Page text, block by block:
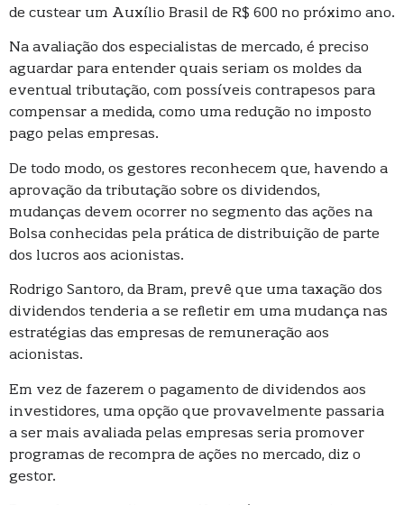
de custear um Auxílio Brasil de R$ 600 no próximo ano.
Na avaliação dos especialistas de mercado, é preciso
aguardar para entender quais seriam os moldes da
eventual tributação, com possíveis contrapesos para
compensar a medida, como uma redução no imposto
pago pelas empresas.
De todo modo, os gestores reconhecem que, havendo a
aprovação da tributação sobre os dividendos,
mudanças devem ocorrer no segmento das ações na
Bolsa conhecidas pela prática de distribuição de parte
dos lucros aos acionistas.
Rodrigo Santoro, da Bram, prevê que uma taxação dos
dividendos tenderia a se refletir em uma mudança nas
estratégias das empresas de remuneração aos
acionistas.
Em vez de fazerem o pagamento de dividendos aos
investidores, uma opção que provavelmente passaria
a ser mais avaliada pelas empresas seria promover
programas de recompra de ações no mercado, diz o
gestor.